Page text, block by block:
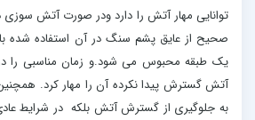
توانایی مهار آتش را دارد ودر صورت آتش
صحیح از عایق پشم سنگ در آن استفاده شده
یک طبقه محبوس می شود.و زمان مناسبی را
آتش گسترش پیدا نکرده آن را مهار کرد. همچنین
به جلوگیری از گسترش آتش بلکه در شرایط